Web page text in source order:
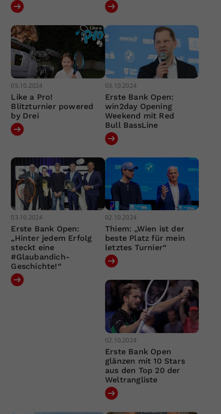
05.10.2024
Like a Pro!
Blitzturnier powered
by Drei
03.10.2024
Erste Bank Open:
win2day Opening
Weekend mit Red
Bull BassLine
03.10.2024
Erste Bank Open:
„Hinter jedem Erfolg
steckt eine
#Glaubandich-
Geschichte!“
02.10.2024
Thiem: „Wien ist der
beste Platz für mein
letztes Turnier“
02.10.2024
Erste Bank Open
glänzen mit 10 Stars
aus den Top 20 der
Weltrangliste